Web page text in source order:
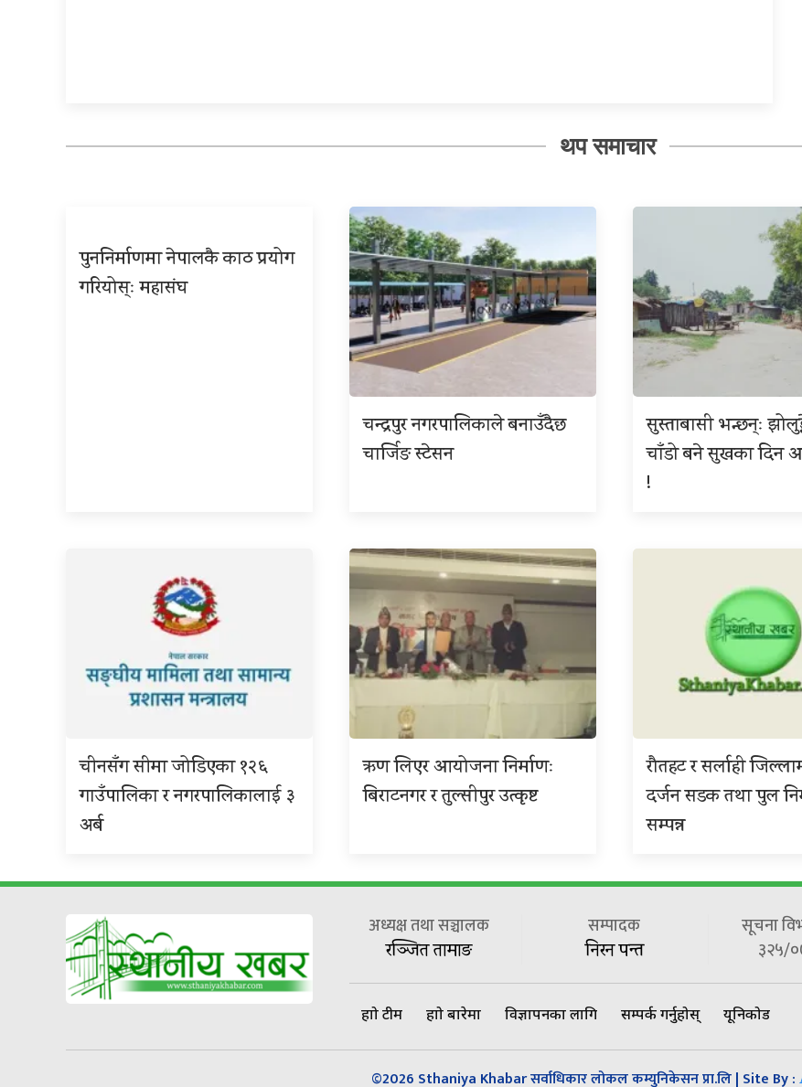
थप समाचार
पुननिर्माणमा नेपालकै काठ प्रयोग
गरियोस्ः महासंघ
चन्द्रपुर नगरपालिकाले बनाउँदैछ
चार्जिङ स्टेसन
सुस्ताबासी भन्छन्ः
चाँडो बने सुखका दिन
!
चीनसँग सीमा जोडिएका १२६
गाउँपालिका र नगरपालिकालाई ३
अर्ब
ऋण लिएर आयोजना निर्माणः
बिराटनगर र तुल्सीपुर उत्कृष्ट
रौतहट र सर्लाही
दर्जन सडक तथा पुल
सम्पन्न
अध्यक्ष तथा सञ्चालक
रञ्जित तामाङ
सम्पादक
निरन पन्त
सूचना
३२५/
हाम्रो टीम हाम्रो बारेमा विज्ञापनका लागि सम्पर्क गर्नुहोस् यूनिकोड
©2026 Sthaniya Khabar सर्वाधिकार लोकल कम्युनिकेसन प्रा.लि | Site By :